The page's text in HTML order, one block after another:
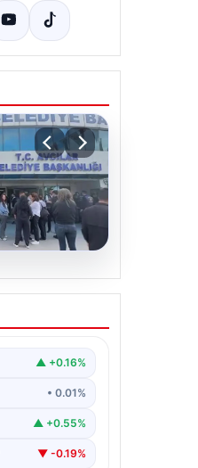
▲ +0.16%
• 0.01%
▲ +0.55%
▼ -0.19%